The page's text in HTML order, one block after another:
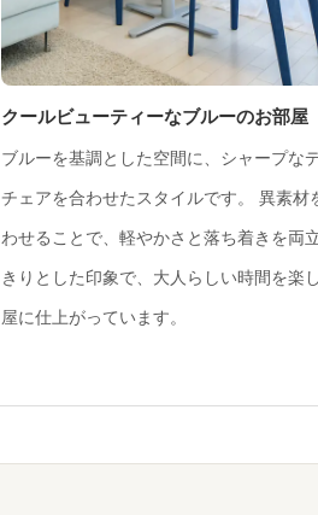
クールビューティーなブルーのお部屋
ブルーを基調とした空間に、シャープな
チェアを合わせたスタイルです。 異素材
わせることで、軽やかさと落ち着きを両
きりとした印象で、大人らしい時間を楽
屋に仕上がっています。